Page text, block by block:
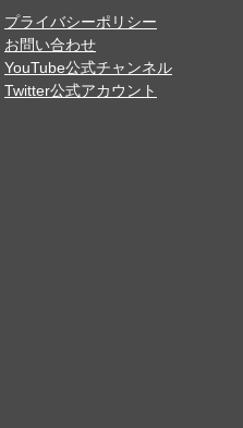
プライバシーポリシー
お問い合わせ
YouTube公式チャンネル
Twitter公式アカウント